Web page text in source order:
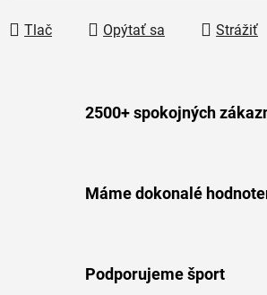
Tlač Opýtať sa Strážiť
2500+ spokojných
Máme dokonalé
Podporujeme šport